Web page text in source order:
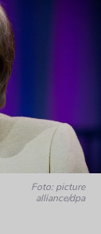
Foto: picture
alliance/dpa